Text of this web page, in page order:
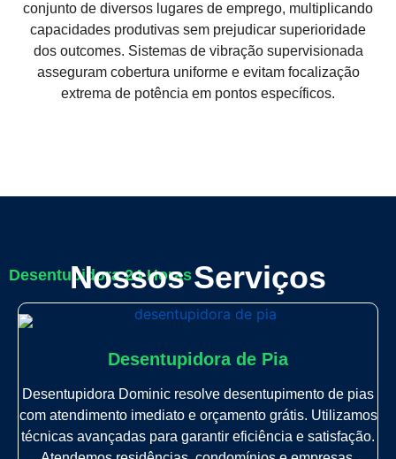
conjunto de diversos lugares de emprego, multiplicando
capacidades produtivas sem prejudicar superioridade
dos outcomes. Sistemas de vibração supervisionada
asseguram cobertura uniforme e evitam focalização
extrema de potência em pontos específicos.
Desentupidora 24 Horas
Nossos Serviços
Desentupidora de Pia
Desentupidora Dominic resolve desentupimento de pias
com atendimento imediato e orçamento grátis. Utilizamos
técnicas avançadas para garantir eficiência e satisfação.